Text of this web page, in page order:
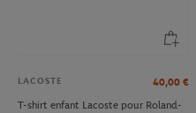
LACOSTE 40,00 €
T-shirt enfant Lacoste pour Roland-